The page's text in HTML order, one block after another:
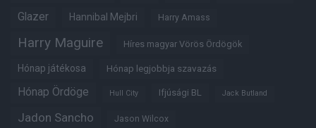
Glazer Hannibal Mejbri Harry Amass
Harry Maguire Híres magyar Vörös Ördögök
Hónap játékosa Hónap legjobbja szavazás
Hónap Ördöge Hull City Ifjúsági BL Jack Butland
Jadon Sancho Jason Wilcox